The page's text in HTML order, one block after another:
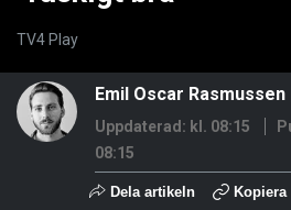
TV4 Play
Emil Oscar Rasmussen
Uppdaterad: kl. 08:15
08:15
Dela artikeln Kopiera